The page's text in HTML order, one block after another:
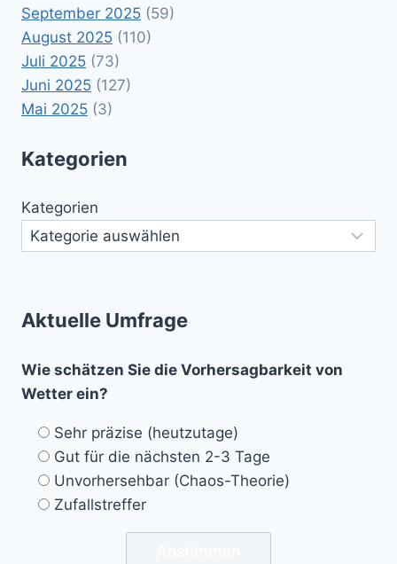
September 2025 (59)
August 2025 (110)
Juli 2025 (73)
Juni 2025 (127)
Mai 2025 (3)
Kategorien
Kategorien
Aktuelle Umfrage
Wie schätzen Sie die Vorhersagbarkeit von
Wetter ein?
Sehr präzise (heutzutage)
Gut für die nächsten 2-3 Tage
Unvorhersehbar (Chaos-Theorie)
Zufallstreffer